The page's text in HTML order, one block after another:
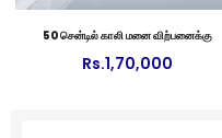
50 சென்டில் காலி மனை விற்பனைக்கு
Rs.1,70,000